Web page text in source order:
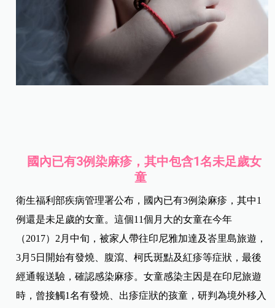
國內已有3例染麻疹，其中包含1名未足歲女
童
衛生福利部疾病管理署公布，國內已有3例染麻疹，其中1
例還是未足歲的女童。這個11個月大的女童在今年
（2017）2月中旬，被家人帶往印尼雅加達及峇里島旅遊，
3月5日開始有發燒、腹瀉、柯氏斑點及紅疹等症狀，最後
經通報送驗，確認感染麻疹。女童感染主因是在印尼旅遊
時，曾接觸1名有發燒、出疹症狀的孩童，研判為境外移入